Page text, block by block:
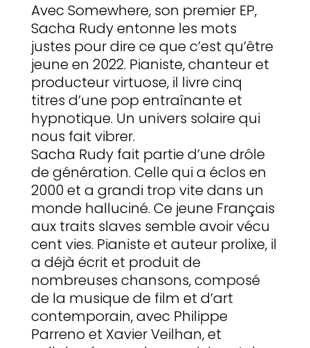
Avec Somewhere, son premier EP,
Sacha Rudy entonne les mots
justes pour dire ce que c’est qu’être
jeune en 2022. Pianiste, chanteur et
producteur virtuose, il livre cinq
titres d’une pop entraînante et
hypnotique. Un univers solaire qui
nous fait vibrer.
Sacha Rudy fait partie d’une drôle
de génération. Celle qui a éclos en
2000 et a grandi trop vite dans un
monde halluciné. Ce jeune Français
aux traits slaves semble avoir vécu
cent vies. Pianiste et auteur prolixe, il
a déjà écrit et produit de
nombreuses chansons, composé
de la musique de film et d’art
contemporain, avec Philippe
Parreno et Xavier Veilhan, et